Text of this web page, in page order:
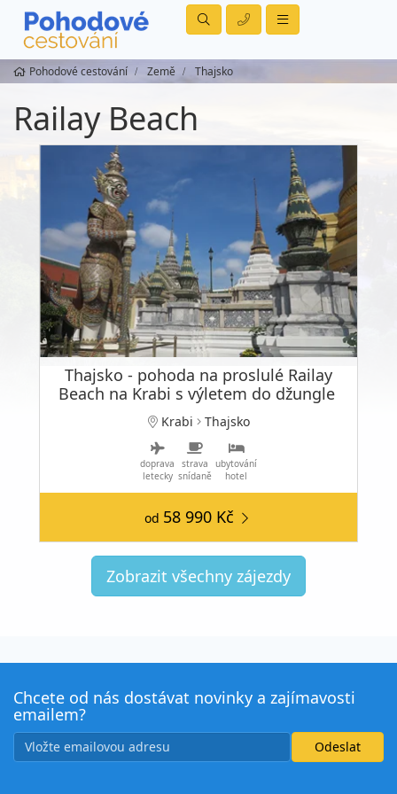
Pohodové cestování Země Thajsko
Railay Beach
Thajsko - pohoda na proslulé Railay
Beach na Krabi s výletem do džungle
Krabi Thajsko
doprava
letecky
strava
snídaně
ubytování
hotel
od 58 990 Kč
Zobrazit všechny zájezdy
Chcete od nás dostávat novinky a zajímavosti
emailem?